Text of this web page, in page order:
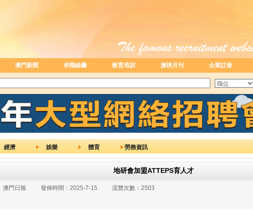
澳門新聞 求職錦囊 教育培訓 澳聘月刊 企業註冊
經濟 娛樂 體育 勞務資訊
地研會加盟ATTEPS育人才
澳門日報 發佈時間： 2025-7-15 流覽次數： 2503